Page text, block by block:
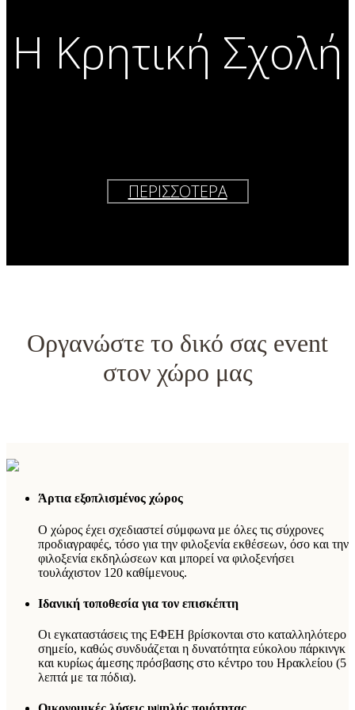
Η Κρητική Σχολή
ΠΕΡΙΣΣΟΤΕΡΑ
Οργανώστε το δικό σας event
στον χώρο μας
Άρτια εξοπλισμένος χώρος
Ο χώρος έχει σχεδιαστεί σύμφωνα με όλες τις σύχρονες
προδιαγραφές, τόσο για την φιλοξενία εκθέσεων, όσο και την
φιλοξενία εκδηλώσεων και μπορεί να φιλοξενήσει
τουλάχιστον 120 καθίμενους.
Ιδανική τοποθεσία για τον επισκέπτη
Οι εγκαταστάσεις της ΕΦΕΗ βρίσκονται στο καταλληλότερο
σημείο, καθώς συνδυάζεται η δυνατότητα εύκολου πάρκινγκ
και κυρίως άμεσης πρόσβασης στο κέντρο του Ηρακλείου (5
λεπτά με τα πόδια).